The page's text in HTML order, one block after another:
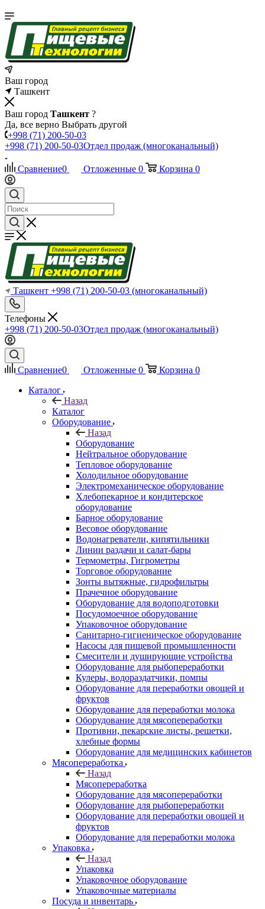
Ваш город
Ташкент
Ваш город Ташкент ?
Да, все верно Выбрать другой
+998 (71) 200-50-03
+998 (71) 200-50-03Отдел продаж (многоканальный)
Сравнение0 Отложенные 0 Корзина 0
Ташкент +998 (71) 200-50-03 (многоканальный)
Телефоны
+998 (71) 200-50-03Отдел продаж (многоканальный)
Сравнение0 Отложенные 0 Корзина 0
Каталог
Назад
Каталог
Оборудование
Назад
Оборудование
Нейтральное оборудование
Тепловое оборудование
Холодильное оборудование
Электромеханическое оборудование
Хлебопекарное и кондитерское
оборудование
Барное оборудование
Весовое оборудование
Водонагреватели, кипятильники
Линии раздачи и салат-бары
Термометры, Гигрометры
Торговое оборудование
Зонты вытяжные, гидрофильтры
Прачечное оборудование
Оборудование для водоподготовки
Посудомоечное оборудование
Упаковочное оборудование
Санитарно-гигиеническое оборудование
Насосы для пищевой промышленности
Смесители и душирующие устройства
Оборудование для рыбопереработки
Кулеры, водораздатчики, помпы
Оборудование для переработки овощей и
фруктов
Оборудование для переработки молока
Оборудование для мясопереработки
Противни, пекарские листы, решетки,
хлебные формы
Оборудование для медицинских кабинетов
Мясопереработка
Назад
Мясопереработка
Оборудование для мясопереработки
Оборудование для рыбопереработки
Оборудование для переработки овощей и
фруктов
Оборудование для переработки молока
Упаковка
Назад
Упаковка
Упаковочное оборудование
Упаковочные материалы
Посуда и инвентарь